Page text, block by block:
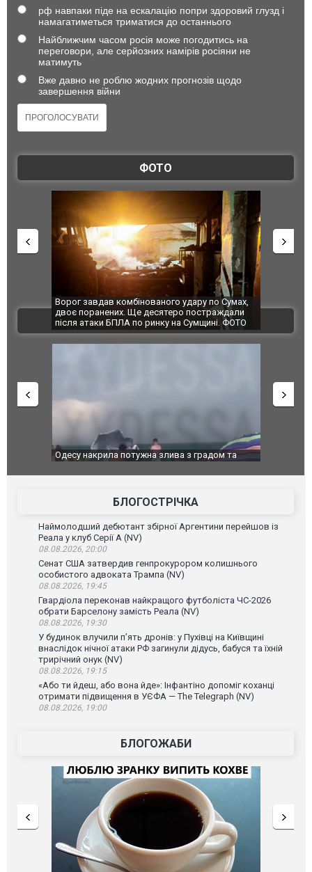
рф навпаки піде на ескалацію попри здоровий глузд і
намагатиметься триматися до останнього
Найближчим часом росія може погодитись на
переговори, але серйозних намірів росіяни не
матимуть
Вже давно не роблю жодних прогнозів щодо
завершення війни
ФОТО
Ворог завдав комбінованого удару по Сумах,
двоє поранених. Ще десятеро постраждали
після атаки БПЛА по ринку на Сумщині. ФОТО
За 2000
склад
ВІДЕО
Одесу накрила потужна злива з градом та
Вже вивели
БЛОГОСТРІЧКА
Наймолодший дебютант збірної Аргентини перейшов із
Реала у клуб Серії А (NV)
08.08.2026, 20:00
Сенат США затвердив генпрокурором колишнього
особистого адвоката Трампа (NV)
08.08.2026, 19:45
Гвардіола переконав найкращого футболіста ЧС-2026
обрати Барселону замість Реала (NV)
08.08.2026, 19:30
У будинок влучили п’ять дронів: у Пухівці на Київщині
внаслідок нічної атаки РФ загинули дідусь, бабуся та їхній
трирічний онук (NV)
08.08.2026, 19:15
«Або ти йдеш, або вона йде»: Інфантіно допоміг коханці
отримати підвищення в УЄФА — The Telegraph (NV)
08.08.2026, 19:00
БЛОГОЖАБИ